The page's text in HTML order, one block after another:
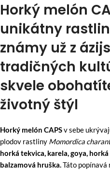
Horký melón
unikátny
známy už z
tradičných
skvele
životný štýl
Horký melón CAPSv sebe
plodov rastliny Momordica
horká tekvica, karela, goya,
balzamová hruška.Táto